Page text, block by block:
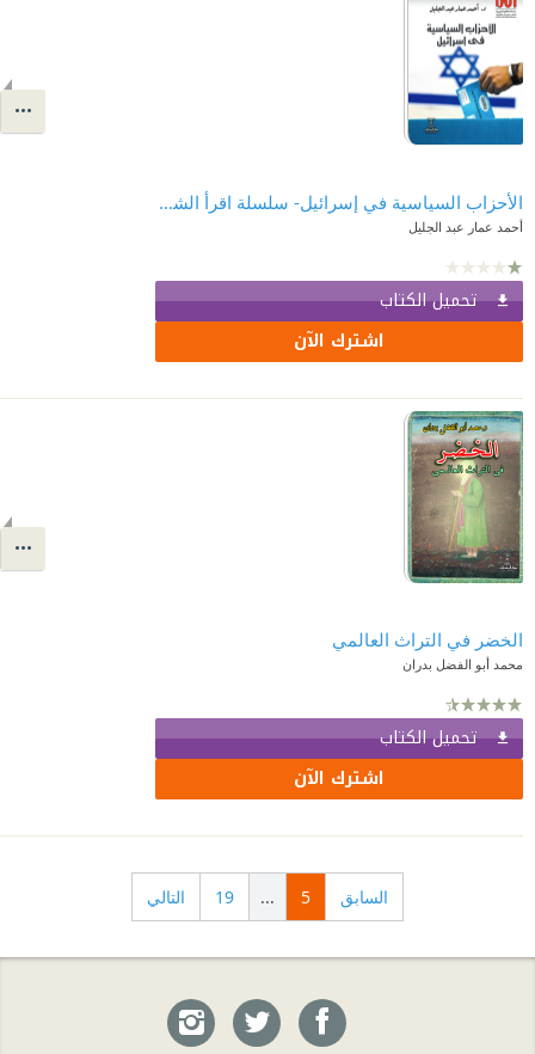
الأحزاب السياسية في إسرائيل- سلسلة اقرأ الشهرية 822
أحمد عمار عبد الجليل
تحميل الكتاب
اشترك الآن
الخضر في التراث العالمي
محمد أبو الفضل بدران
تحميل الكتاب
اشترك الآن
السابق 5
...
19 التالي